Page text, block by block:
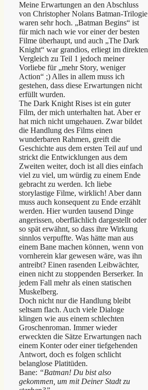
Meine Erwartungen an den Abschluss
von Christopher Nolans Batman-Trilogie
waren sehr hoch. „Batman Begins“ ist
für mich nach wie vor einer der besten
Filme überhaupt, und auch „The Dark
Knight“ war grandios, erliegt im direkten
Vergleich zu Teil 1 jedoch meiner
Vorliebe für „mehr Story, weniger
Action“ ;) Alles in allem muss ich
gestehen, dass diese Erwartungen nicht
erfüllt wurden.
The Dark Knight Rises ist ein guter
Film, der mich unterhalten hat. Aber er
hat mich nicht umgehauen. Zwar bildet
die Handlung des Films einen
wunderbaren Rahmen, greift die
Geschichte aus dem ersten Teil auf und
strickt die Entwicklungen aus dem
Zweiten weiter, doch ist all dies einfach
viel zu viel, um würdig zu einem Ende
gebracht zu werden. Ich liebe
storylastige Filme, wirklich! Aber dann
muss auch konsequent zu Ende erzählt
werden. Hier wurden tausend Dinge
angerissen, oberflächlich dargestellt oder
so spät erwähnt, so dass ihre Wirkung
sinnlos verpuffte. Was hätte man aus
einem Bane machen können, wenn von
vornherein klar gewesen wäre, was ihn
antreibt? Einen rasenden Leibwächter,
einen nicht zu stoppenden Berserker. In
jedem Fall mehr als einen statischen
Muskelberg.
Doch nicht nur die Handlung bleibt
seltsam flach. Auch viele Dialoge
klingen wie aus einem schlechten
Groschenroman. Immer wieder
erweckten die Sätze Erwartungen nach
einem Konter oder einer tiefgehenden
Antwort, doch es folgen schlicht
belanglose Platitüden.
Bane: “Batman! Du bist also
gekommen, um mit Deiner Stadt zu